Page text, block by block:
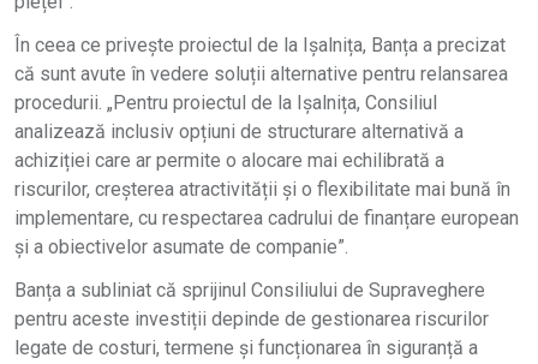
În ceea ce privește proiectul de la Ișalnița, Banța a precizat
că sunt avute în vedere soluții alternative pentru relansarea
procedurii. „Pentru proiectul de la Ișalnița, Consiliul
analizează inclusiv opțiuni de structurare alternativă a
achiziției care ar permite o alocare mai echilibrată a
riscurilor, creșterea atractivității și o flexibilitate mai bună în
implementare, cu respectarea cadrului de finanțare european
și a obiectivelor asumate de companie”.
Banța a subliniat că sprijinul Consiliului de Supraveghere
pentru aceste investiții depinde de gestionarea riscurilor
legate de costuri, termene și funcționarea în siguranță a